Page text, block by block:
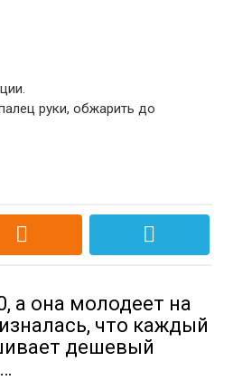
руки, обжарить до
а она молодеет на
что каждый
дешевый